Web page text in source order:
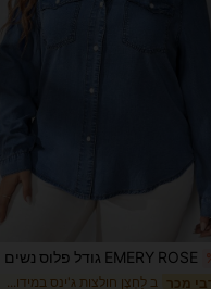
ב לַחְצָן חולצות ג'ינס במידות גדולות